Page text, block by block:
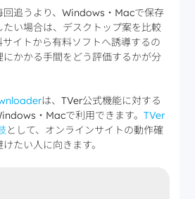
回追うより、Windows・Macで保存
い場合は、デスクトップ案を比較
イトから有料ソフトへ誘導するの
かかる手間をどう評価するかが分
は、TVer公式機能に対する
・Macで利用できます。TVer
として、オンラインサイトの動作確
たい人に向きます。